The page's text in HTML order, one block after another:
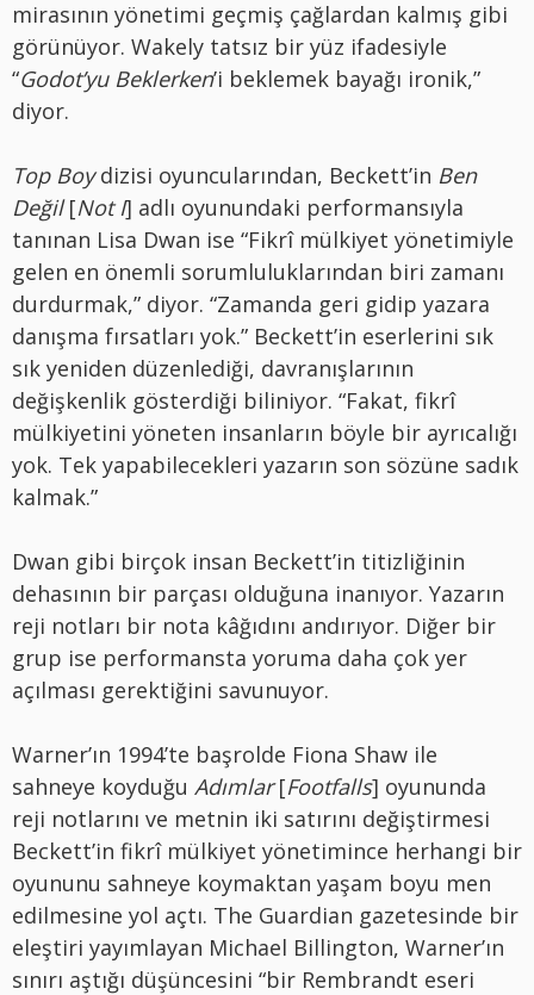
mirasının yönetimi geçmiş çağlardan kalmış gibi
görünüyor. Wakely tatsız bir yüz ifadesiyle
“Godot’yu Beklerken’i beklemek bayağı ironik,”
diyor.
Top Boydizisi oyuncularından, Beckett’in Ben
Değil[Not I] adlı oyunundaki performansıyla
tanınan Lisa Dwan ise “Fikrî mülkiyet yönetimiyle
gelen en önemli sorumluluklarından biri zamanı
durdurmak,” diyor. “Zamanda geri gidip yazara
danışma fırsatları yok.” Beckett’in eserlerini sık
sık yeniden düzenlediği, davranışlarının
değişkenlik gösterdiği biliniyor. “Fakat, fikrî
mülkiyetini yöneten insanların böyle bir ayrıcalığı
yok. Tek yapabilecekleri yazarın son sözüne sadık
kalmak.”
Dwan gibi birçok insan Beckett’in titizliğinin
dehasının bir parçası olduğuna inanıyor. Yazarın
reji notları bir nota kâğıdını andırıyor. Diğer bir
grup ise performansta yoruma daha çok yer
açılması gerektiğini savunuyor.
Warner’ın 1994’te başrolde Fiona Shaw ile
sahneye koyduğu Adımlar[Footfalls] oyununda
reji notlarını ve metnin iki satırını değiştirmesi
Beckett’in fikrî mülkiyet yönetimince herhangi bir
oyununu sahneye koymaktan yaşam boyu men
edilmesine yol açtı. The Guardian gazetesinde bir
eleştiri yayımlayan Michael Billington, Warner’ın
sınırı aştığı düşüncesini “bir Rembrandt eseri